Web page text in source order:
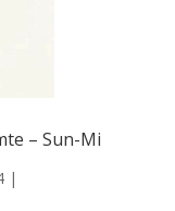
– Sun-Mi
|